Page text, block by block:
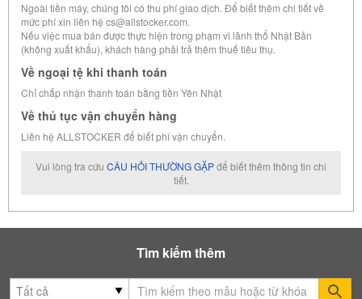
Ngoài tiền máy, chúng tôi có thu phí giao dịch. Để biết thêm chi tiết về
mức phí xin liên hệ cs@allstocker.com.
Nếu việc mua bán được thực hiện trong phạm vi lãnh thổ Nhật Bản
(không xuất khẩu), khách hàng phải trả thêm thuế tiêu thụ.
Về ngoại tệ khi thanh toán
Chỉ chấp nhận thanh toán bằng tiền Yên Nhật
Về thủ tục vận chuyển hàng
Liên hệ ALLSTOCKER để biết phí vận chuyển.
Vui lòng tra cứu CÂU HỎI THƯỜNG GẶPđể biết thêm thông tin chi
tiết.
Tìm kiếm thêm